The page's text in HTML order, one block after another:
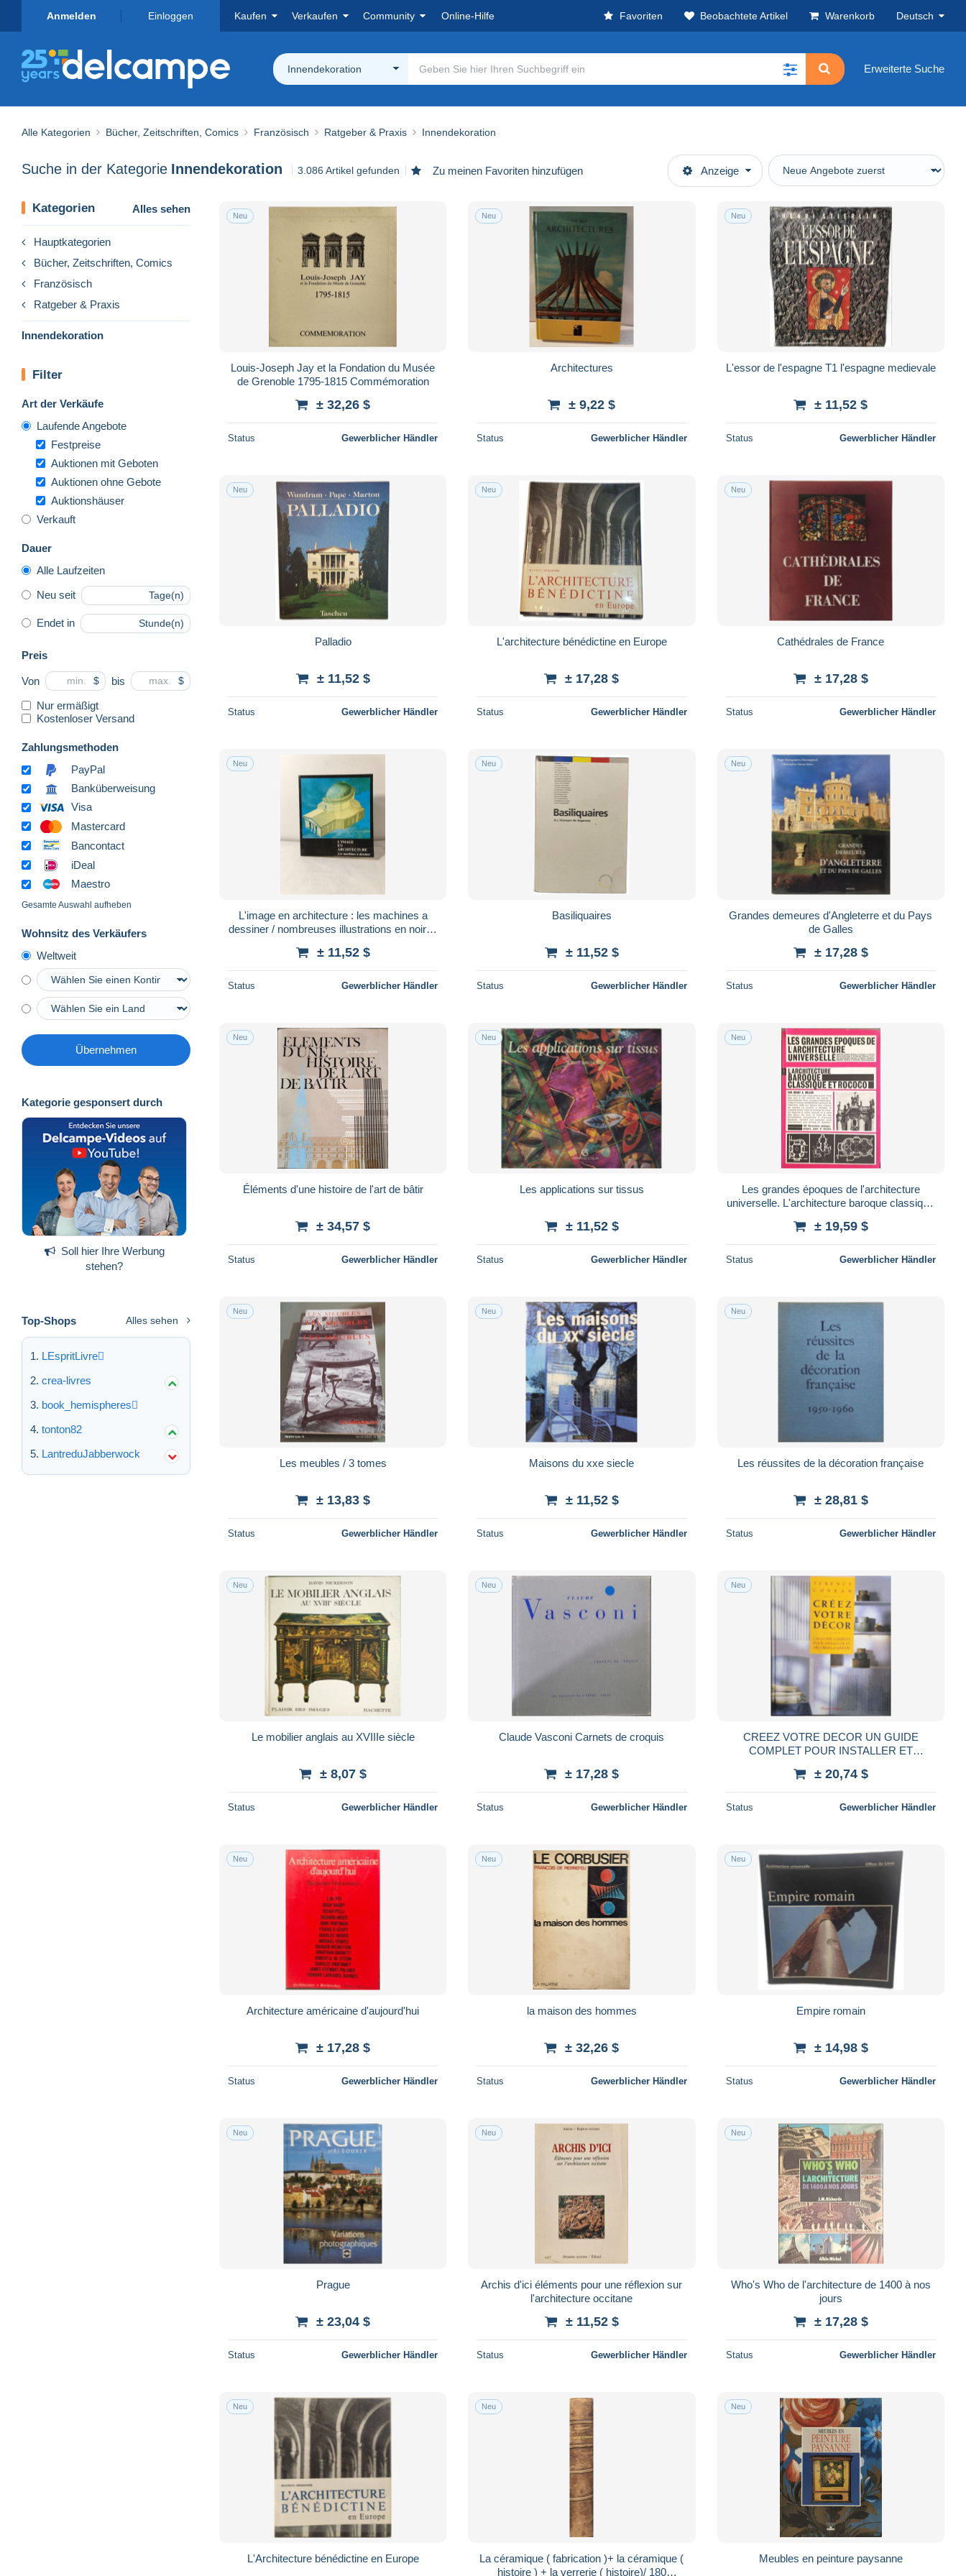
Anmelden Einloggen Kaufen Verkaufen Community Online-Hilfe Favoriten Beobachtete Artikel Warenkorb Deutsch
Innendekoration Erweiterte Suche
Alle Kategorien Bücher, Zeitschriften, Comics Französisch Ratgeber & Praxis Innendekoration
Suche in der Kategorie Innendekoration 3.086 Artikel gefunden Zu meinen Favoriten hinzufügen Anzeige
Kategorien Alles sehen
Hauptkategorien
Bücher, Zeitschriften, Comics
Französisch
Ratgeber & Praxis
Innendekoration
Filter
Art der Verkäufe
Laufende Angebote
Festpreise
Auktionen mit Geboten
Auktionen ohne Gebote
Auktionshäuser
Verkauft
Dauer
Alle Laufzeiten
Neu seit Tage(n)
Endet in Stunde(n)
Preis
Von $ bis $
Nur ermäßigt
Kostenloser Versand
Zahlungsmethoden
PayPal
Banküberweisung
Visa
Mastercard
Bancontact
iDeal
Maestro
Gesamte Auswahl aufheben
Wohnsitz des Verkäufers
Weltweit
Übernehmen
Kategorie gesponsert durch
Soll hier Ihre Werbung
stehen?
Top-Shops Alles sehen
LEspritLivre
crea-livres
book_hemispheres
tonton82
LantreduJabberwock
Neu
Louis-Joseph Jay et la Fondation du Musée
de Grenoble 1795-1815 Commémoration
± 32,26 $
Status Gewerblicher Händler
Neu
Architectures
± 9,22 $
Status Gewerblicher Händler
Neu
L'essor de l'espagne T1 l'espagne medievale
± 11,52 $
Status Gewerblicher Händler
Neu
Palladio
± 11,52 $
Status Gewerblicher Händler
Neu
L'architecture bénédictine en Europe
± 17,28 $
Status Gewerblicher Händler
Neu
Cathédrales de France
± 17,28 $
Status Gewerblicher Händler
Neu
L'image en architecture : les machines a
dessiner / nombreuses illustrations en noir et
± 11,52 $
Status Gewerblicher Händler
Neu
Basiliquaires
± 11,52 $
Status Gewerblicher Händler
Neu
Grandes demeures d'Angleterre et du Pays
de Galles
± 17,28 $
Status Gewerblicher Händler
Neu
Éléments d'une histoire de l'art de bâtir
± 34,57 $
Status Gewerblicher Händler
Neu
Les applications sur tissus
± 11,52 $
Status Gewerblicher Händler
Neu
Les grandes époques de l'architecture
universelle. L'architecture baroque classique
± 19,59 $
Status Gewerblicher Händler
Neu
Les meubles / 3 tomes
± 13,83 $
Status Gewerblicher Händler
Neu
Maisons du xxe siecle
± 11,52 $
Status Gewerblicher Händler
Neu
Les réussites de la décoration française
± 28,81 $
Status Gewerblicher Händler
Neu
Le mobilier anglais au XVIIIe siècle
± 8,07 $
Status Gewerblicher Händler
Neu
Claude Vasconi Carnets de croquis
± 17,28 $
Status Gewerblicher Händler
Neu
CREEZ VOTRE DECOR UN GUIDE
COMPLET POUR INSTALLER ET
PHOTOGRAPHIES
± 20,74 $
Status Gewerblicher Händler
Neu
Architecture américaine d'aujourd'hui
± 17,28 $
Status Gewerblicher Händler
Neu
la maison des hommes
± 32,26 $
Status Gewerblicher Händler
Neu
Empire romain
± 14,98 $
Status Gewerblicher Händler
Neu
Prague
± 23,04 $
Status Gewerblicher Händler
Neu
Archis d'ici éléments pour une réflexion sur
l'architecture occitane
± 11,52 $
Status Gewerblicher Händler
Neu
Who's Who de l'architecture de 1400 à nos
jours
± 17,28 $
Status Gewerblicher Händler
Neu
L'Architecture bénédictine en Europe
Neu
La céramique ( fabrication )+ la céramique (
histoire ) + la verrerie ( histoire)/ 180
Neu
Meubles en peinture paysanne